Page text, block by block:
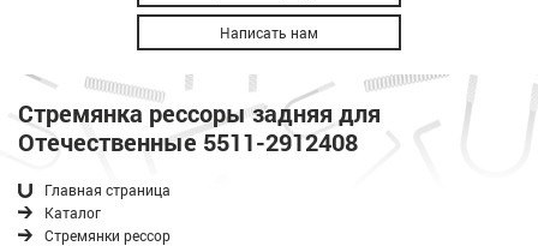
Написать нам
Стремянка рессоры задняя для
Отечественные 5511-2912408
Главная страница
Каталог
Стремянки рессор